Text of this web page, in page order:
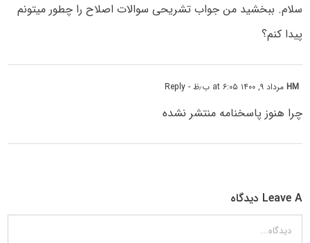
سلام. ببخشید من جواب تشریحی سوالات اصلاح را چطور میتونم
پیدا کنم؟
HMمرداد ۹, ۱۴۰۰ at ۶:۰۵ ب٫ظ - Reply
چرا هنوز پاسخنامه منتشر نشده
Leave A دیدگاه
دیدگاه